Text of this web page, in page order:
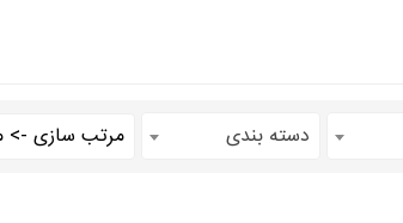
دسته بندی